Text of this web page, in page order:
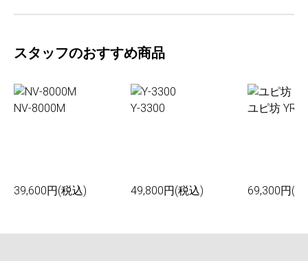
スタッフのおすすめ商品
NV-8000M
39,600円(税込)
Y-3300
49,800円(税込)
ユピ坊 YR-
69,300円(